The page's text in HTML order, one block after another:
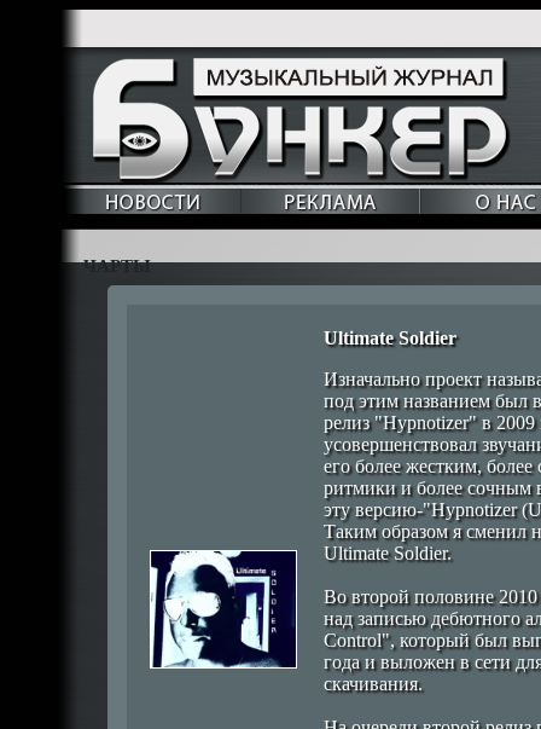
ЧАРТЫ
Ultimate Soldier
Изначально проект
под этим названием был
релиз "Hypnotizer" в 2009
усовершенствовал
его более жестким,
ритмики и более сочным
эту версию-"Hypnotizer
Таким образом я сменил
Ultimate Soldier.
Во второй половине 2010
над записью дебютного
Control", который был
года и выложен в сети
скачивания.